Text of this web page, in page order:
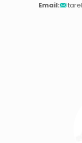
Email: